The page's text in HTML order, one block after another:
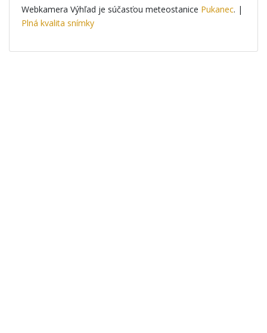
Webkamera Výhľad je súčasťou meteostanice Pukanec. |
Plná kvalita snímky